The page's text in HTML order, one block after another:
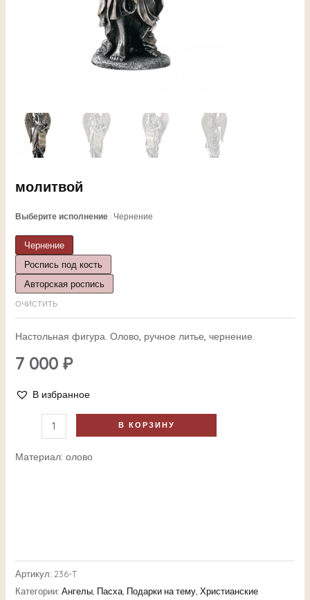
молитвой
Выберите исполнение Чернение
Чернение
Роспись под кость
Авторская роспись
ОЧИСТИТЬ
Настольная фигура. Олово, ручное литье, чернение.
7 000 ₽
В избранное
В КОРЗИНУ
Материал: олово
Артикул: 236-T
Категории: Ангелы, Пасха, Подарки на тему, Христианские